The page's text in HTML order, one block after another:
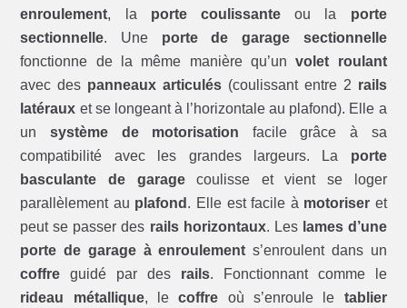
enroulement, la porte coulissante ou la porte
sectionnelle. Une porte de garage sectionnelle
fonctionne de la même manière qu’unvolet roulant
avec des panneaux articulés (coulissant entre 2 rails
latéraux et se longeant à l’horizontale au plafond). Elle a
unsystème de motorisation facile grâce à sa
compatibilité avec les grandes largeurs. La porte
basculante de garagecoulisse et vient se loger
parallèlement au plafond . Elle est facile à motoriser et
peut se passer des rails horizontaux. Les lames d’une
porte de garage à enroulement s’enroulent dans un
coffre guidé par des rails. Fonctionnant comme le
rideau métallique, lecoffre où s’enroule le tablier